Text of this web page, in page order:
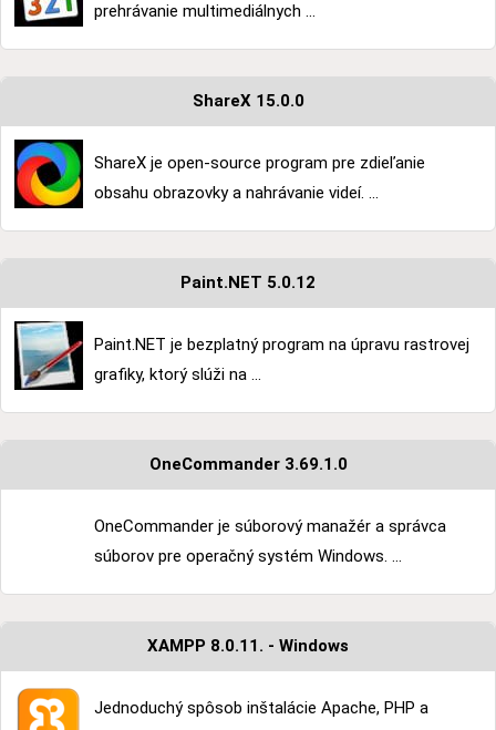
prehrávanie multimediálnych ...
ShareX 15.0.0
ShareX je open-source program pre zdieľanie
obsahu obrazovky a nahrávanie videí. ...
Paint.NET 5.0.12
Paint.NET je bezplatný program na úpravu rastrovej
grafiky, ktorý slúži na ...
OneCommander 3.69.1.0
OneCommander je súborový manažér a správca
súborov pre operačný systém Windows. ...
XAMPP 8.0.11. - Windows
Jednoduchý spôsob inštalácie Apache, PHP a